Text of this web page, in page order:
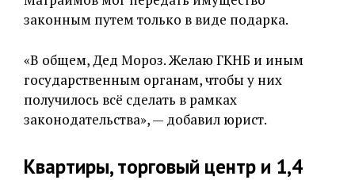
законным путем только в виде подарка.
«В общем, Дед Мороз. Желаю ГКНБ и иным
государственным органам, чтобы у них
получилось всё сделать в рамках
законодательства», — добавил юрист.
Квартиры, торговый центр и 1,4